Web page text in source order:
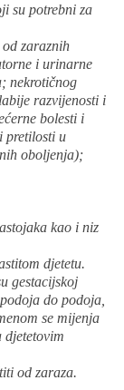
su potrebni za
zaraznih
i urinarne
nekrotičnog
razvijenosti i
bolesti i
pretilosti u
oboljenja);
kao i niz
djetetu.
gestacijskoj
do podoja,
se mijenja
od zaraza.